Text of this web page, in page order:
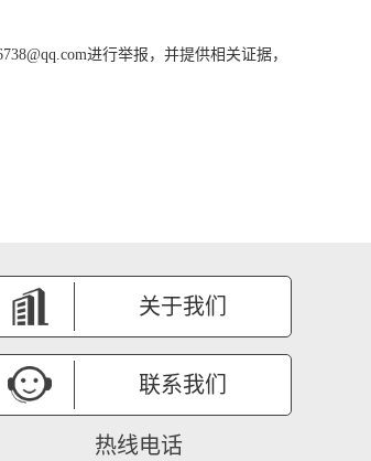
进行举报，并提供相关证据，
关于我们
联系我们
热线电话